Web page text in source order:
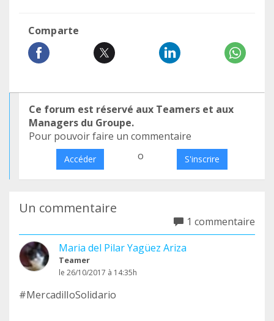
Comparte
Ce forum est réservé aux Teamers et aux
Managers du Groupe.
Pour pouvoir faire un commentaire
Accéder o S'inscrire
Un commentaire
1 commentaire
Maria del Pilar Yagüez Ariza
Teamer
le 26/10/2017 à 14:35h
#MercadilloSolidario